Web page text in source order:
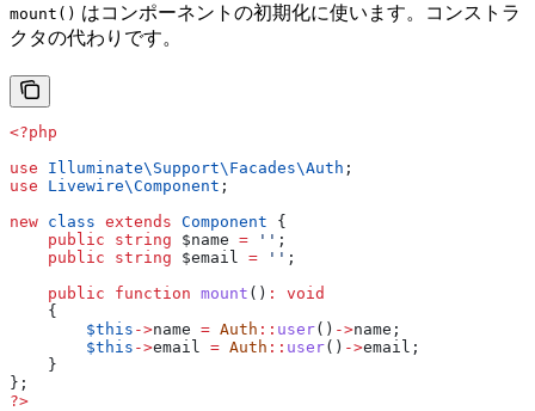
mount() はコンポーネントの初期化に使います。コンストラ
クタの代わりです。
<?php
use Illuminate\Support\Facades\Auth ;
use Livewire\Component ;
new class extends Component {
    public
string $name = '' ;
    public
string $email = '' ;
    public
function mount () :
void
    {
        $this
->name = Auth :: user() ->name ;
        $this
->email = Auth :: user() ->email ;
    }
};
?>